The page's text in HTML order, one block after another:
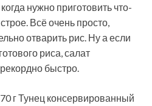
когда нужно приготовить что-
Всё очень просто,
отварить рис. Ну а если
риса, салат
рекордно быстро.
г Тунец консервированный